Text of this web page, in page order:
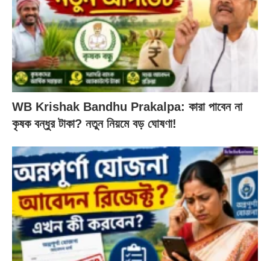
WB Krishak Bandhu Prakalpa: কারা পাবেন না
কৃষক বন্ধুর টাকা? নতুন নিয়মে বড় ঘোষণা!